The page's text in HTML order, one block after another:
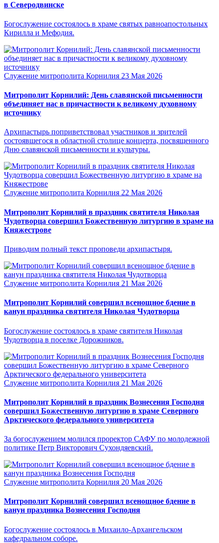
в Северодвинске
Богослужение состоялось в храме святых равноапостольных
Кирилла и Мефодия.
Служение митрополита Корнилия 23 Мая 2026
Митрополит Корнилий: День славянской письменности
объединяет нас в причастности к великому духовному
источнику
Архипастырь поприветствовал участников и зрителей
состоявшегося в областной столице концерта, посвященного
Дню славянской письменности и культуры.
Служение митрополита Корнилия 22 Мая 2026
Митрополит Корнилий в праздник святителя Николая
Чудотворца совершил Божественную литургию в храме на
Княжестрове
Приводим полный текст проповеди архипастыря.
Служение митрополита Корнилия 21 Мая 2026
Митрополит Корнилий совершил всенощное бдение в
канун праздника святителя Николая Чудотворца
Богослужение состоялось в храме святителя Николая
Чудотворца в поселке Дорожников.
Служение митрополита Корнилия 21 Мая 2026
Митрополит Корнилий в праздник Вознесения Господня
совершил Божественную литургию в храме Северного
Арктического федерального университета
За богослужением молился проректор САФУ по молодежной
политике Петр Викторович Сухондяевский.
Служение митрополита Корнилия 20 Мая 2026
Митрополит Корнилий совершил всенощное бдение в
канун праздника Вознесения Господня
Богослужение состоялось в Михаило-Архангельском
кафедральном соборе.